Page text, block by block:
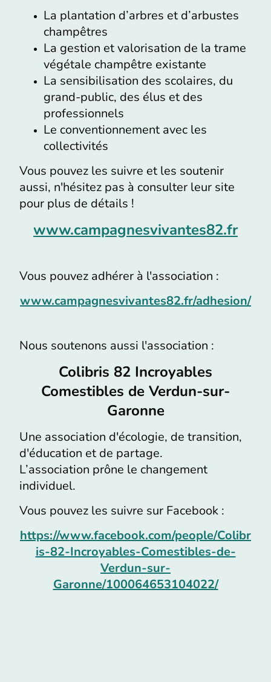
La plantation d’arbres et d’arbustes
champêtres
La gestion et valorisation de la trame
végétale champêtre existante
La sensibilisation des scolaires, du
grand-public, des élus et des
professionnels
Le conventionnement avec les
collectivités
Vous pouvez les suivre et les soutenir
aussi, n'hésitez pas à consulter leur site
pour plus de détails !
www.campagnesvivantes82.fr
Vous pouvez adhérer à l'association :
www.campagnesvivantes82.fr/adhesion/
Nous soutenons aussi l'association :
Colibris 82 Incroyables
Comestibles de Verdun-sur-
Garonne
Une association d'écologie, de transition,
d'éducation et de partage.
L’association prône le changement
individuel.
Vous pouvez les suivre sur Facebook :
https://www.facebook.com/people/Colibr
is-82-Incroyables-Comestibles-de-
Verdun-sur-
Garonne/100064653104022/